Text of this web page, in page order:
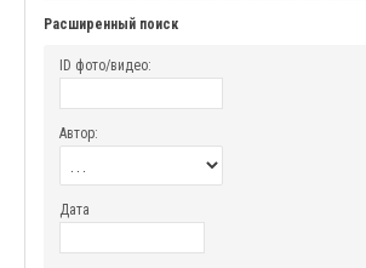
Расширенный поиск
ID фото/видео:
Автор:
Дата